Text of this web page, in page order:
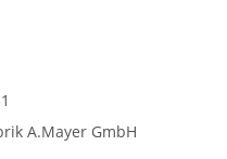
A.Mayer GmbH